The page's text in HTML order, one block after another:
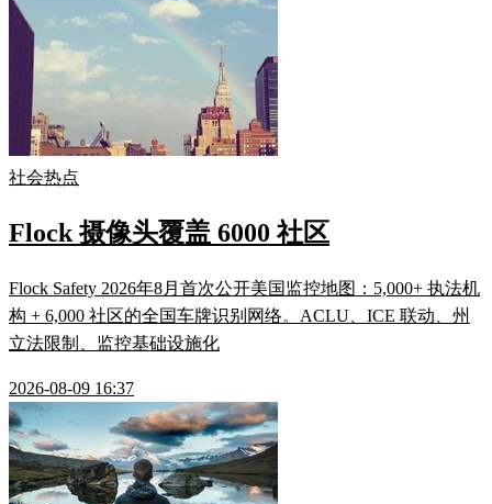
社会热点
Flock 摄像头覆盖 6000 社区
Flock Safety 2026年8月首次公开美国监控地图：5,000+ 执法机
构 + 6,000 社区的全国车牌识别网络。ACLU、ICE 联动、州
立法限制、监控基础设施化
2026-08-09 16:37